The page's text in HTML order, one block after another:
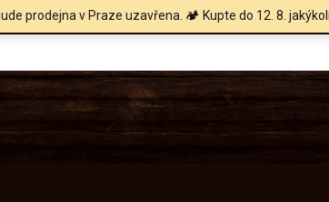
prodejna v Praze uzavřena. 🏕️ Kupte do 12. 8.